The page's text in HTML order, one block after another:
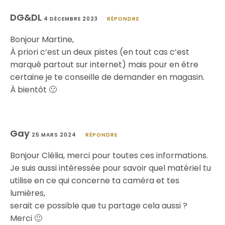
DG&DL 4 DÉCEMBRE 2023 RÉPONDRE
Bonjour Martine,
À priori c’est un deux pistes (en tout cas c’est
marqué partout sur internet) mais pour en être
certaine je te conseille de demander en magasin.
À bientôt 🙂
Gay 25 MARS 2024 RÉPONDRE
Bonjour Clélia, merci pour toutes ces informations.
Je suis aussi intéressée pour savoir quel matériel tu
utilise en ce qui concerne ta caméra et tes
lumières,
serait ce possible que tu partage cela aussi ?
Merci 🙂